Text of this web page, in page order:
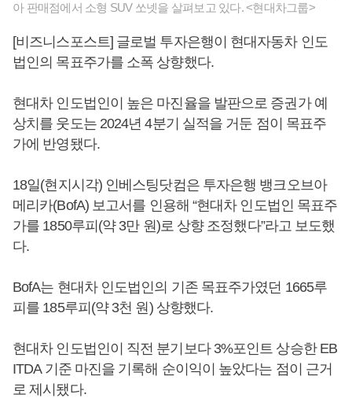
아 판매점에서 소형 SUV 쏘넷을 살펴보고 있다. <현대차그룹>
[비즈니스포스트] 글로벌 투자은행이 현대자동차 인도
법인의 목표주가를 소폭 상향했다.
현대차 인도법인이 높은 마진율을 발판으로 증권가 예
상치를 웃도는 2024년 4분기 실적을 거둔 점이 목표주
가에 반영됐다.
18일(현지시각) 인베스팅닷컴은 투자은행 뱅크오브아
메리카(BofA) 보고서를 인용해 “현대차 인도법인 목표주
가를 1850루피(약 3만 원)로 상향 조정했다”라고 보도했
다.
BofA는 현대차 인도법인의 기존 목표주가였던 1665루
피를 185루피(약 3천 원) 상향했다.
현대차 인도법인이 직전 분기보다 3%포인트 상승한 EB
ITDA 기준 마진을 기록해 순이익이 높았다는 점이 근거
로 제시됐다.